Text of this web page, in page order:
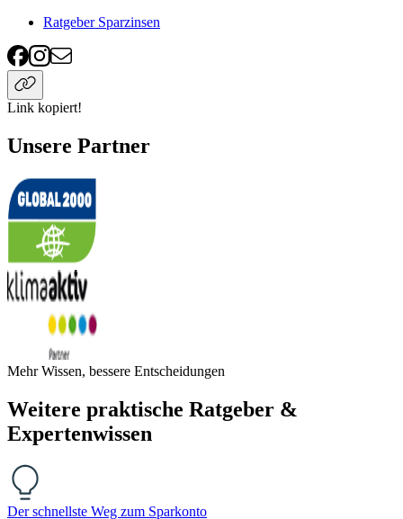
Ratgeber Sparzinsen
Link kopiert!
Unsere Partner
Mehr Wissen, bessere Entscheidungen
Weitere praktische Ratgeber &
Expertenwissen
Der schnellste Weg zum Sparkonto